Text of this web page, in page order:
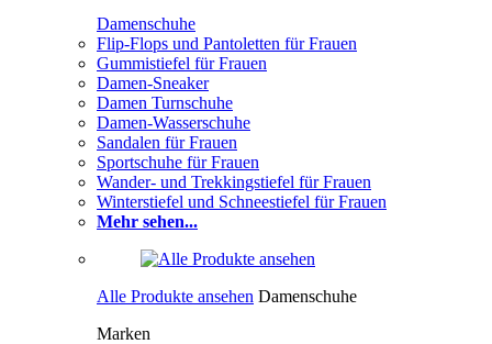
Damenschuhe
Flip-Flops und Pantoletten für Frauen
Gummistiefel für Frauen
Damen-Sneaker
Damen Turnschuhe
Damen-Wasserschuhe
Sandalen für Frauen
Sportschuhe für Frauen
Wander- und Trekkingstiefel für Frauen
Winterstiefel und Schneestiefel für Frauen
Mehr sehen...
Alle Produkte ansehen Damenschuhe
Marken